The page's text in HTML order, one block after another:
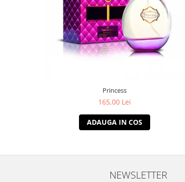
Princess
165,00 Lei
ADAUGA IN COS
NEWSLETTER